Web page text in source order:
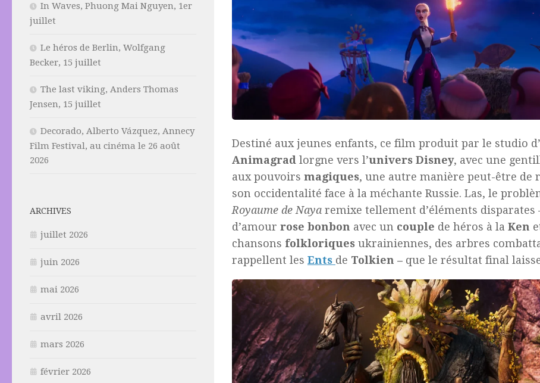
Destiné aux jeunes enfants, ce film produit par le studio
Animagrad lorgne vers l’univers Disney, avec une
aux pouvoirs magiques, une autre manière peut-être de
son occidentalité face à la méchante Russie. Las, le
Royaume de Naya remixe tellement d’éléments
d’amour rose bonbon avec un couple de héros à la Ken
chansons folkloriques ukrainiennes, des arbres
rappellent les Ents de Tolkien – que le résultat final
In Waves, Phuong Mai Nguyen, 1er
juillet
Le héros de Berlin, Wolfgang
Becker, 15 juillet
The last viking, Anders Thomas
Jensen, 15 juillet
Decorado, Alberto Vázquez, Annecy
Film Festival, au cinéma le 26 août
2026
ARCHIVES
juillet 2026
juin 2026
mai 2026
avril 2026
mars 2026
février 2026